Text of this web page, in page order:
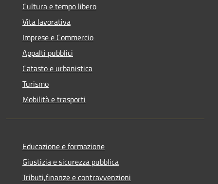
Cultura e tempo libero
Vita lavorativa
Imprese e Commercio
Appalti pubblici
Catasto e urbanistica
Turismo
Mobilità e trasporti
Educazione e formazione
Giustizia e sicurezza pubblica
Tributi,finanze e contravvenzioni